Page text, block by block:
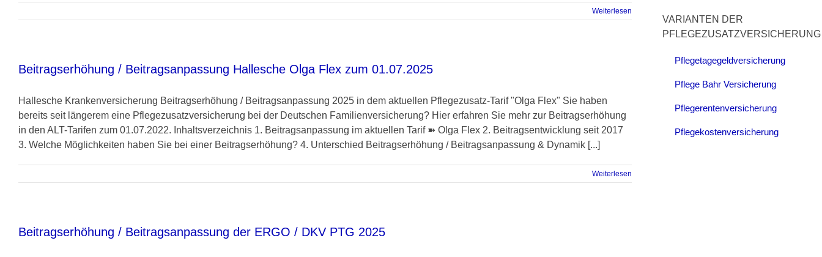
Weiterlesen
Beitragserhöhung / Beitragsanpassung Hallesche Olga Flex zum 01.07.2025
Hallesche Krankenversicherung Beitragserhöhung / Beitragsanpassung 2025 in dem aktuellen Pflegezusatz-Tarif "Olga Flex" Sie haben
bereits seit längerem eine Pflegezusatzversicherung bei der Deutschen Familienversicherung? Hier erfahren Sie mehr zur Beitragserhöhung
in den ALT-Tarifen zum 01.07.2022. Inhaltsverzeichnis 1. Beitragsanpassung im aktuellen Tarif ➽ Olga Flex 2. Beitragsentwicklung seit 2017
3. Welche Möglichkeiten haben Sie bei einer Beitragserhöhung? 4. Unterschied Beitragserhöhung / Beitragsanpassung & Dynamik [...]
Weiterlesen
Beitragserhöhung / Beitragsanpassung der ERGO / DKV PTG 2025
VARIANTEN DER
PFLEGEZUSATZVERSICHERUNG
Pflegetagegeldversicherung
Pflege Bahr Versicherung
Pflegerentenversicherung
Pflegekostenversicherung